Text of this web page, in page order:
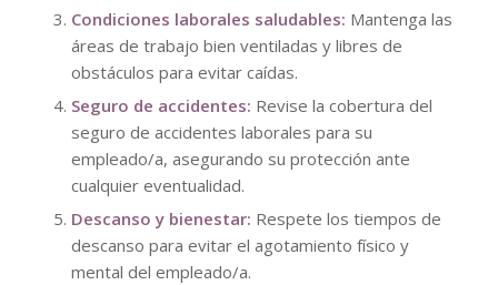
Condiciones laborales saludables: Mantenga las
áreas de trabajo bien ventiladas y libres de
obstáculos para evitar caídas.
Seguro de accidentes: Revise la cobertura del
seguro de accidentes laborales para su
empleado/a, asegurando su protección ante
cualquier eventualidad.
Descanso y bienestar: Respete los tiempos de
descanso para evitar el agotamiento físico y
mental del empleado/a.